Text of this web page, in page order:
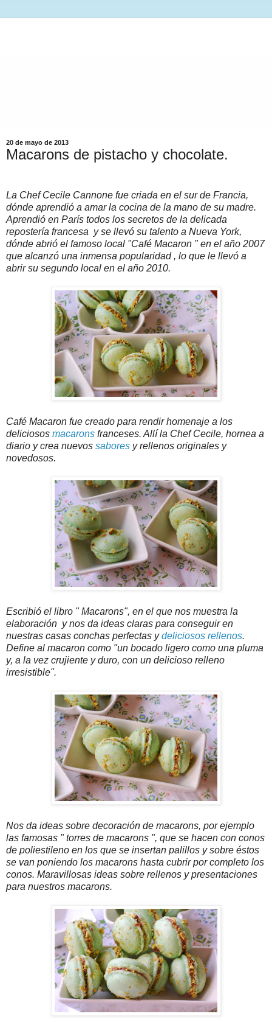
20 de mayo de 2013
Macarons de pistacho y chocolate.
La Chef Cecile Cannone fue criada en el sur de Francia,
dónde aprendió a amar la cocina de la mano de su madre.
Aprendió en París todos los secretos de la delicada
repostería francesa y se llevó su talento a Nueva York,
dónde abrió el famoso local "Café Macaron " en el año 2007
que alcanzó una inmensa popularidad , lo que le llevó a
abrir su segundo local en el año 2010.
Café Macaron fue creado para rendir homenaje a los
deliciosos macarons franceses. Allí la Chef Cecile, hornea a
diario y crea nuevos sabores y rellenos originales y
novedosos.
Escribió el libro " Macarons", en el que nos muestra la
elaboración y nos da ideas claras para conseguir en
nuestras casas conchas perfectas ydeliciosos rellenos.
Define al macaron como "un bocado ligero como una pluma
y, a la vez crujiente y duro, con un delicioso relleno
irresistible".
Nos da ideas sobre decoración de macarons, por ejemplo
las famosas " torres de macarons ", que se hacen con conos
de poliestileno en los que se insertan palillos y sobre éstos
se van poniendo los macarons hasta cubrir por completo los
conos. Maravillosas ideas sobre rellenos y presentaciones
para nuestros macarons.